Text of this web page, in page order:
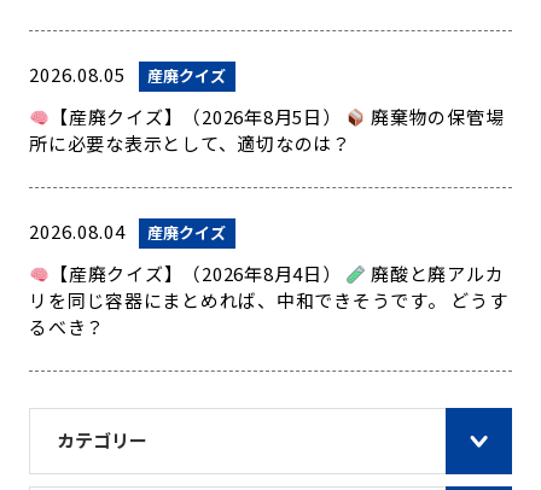
カテゴリー
2026.08.05 産廃クイズ
【産廃クイズ】（2026年8月5日）
廃棄物の保管場
所に必要な表示として、適切なのは？
2026.08.04 産廃クイズ
【産廃クイズ】（2026年8月4日）
廃酸と廃アルカ
リを同じ容器にまとめれば、中和できそうです。 どうす
るべき？